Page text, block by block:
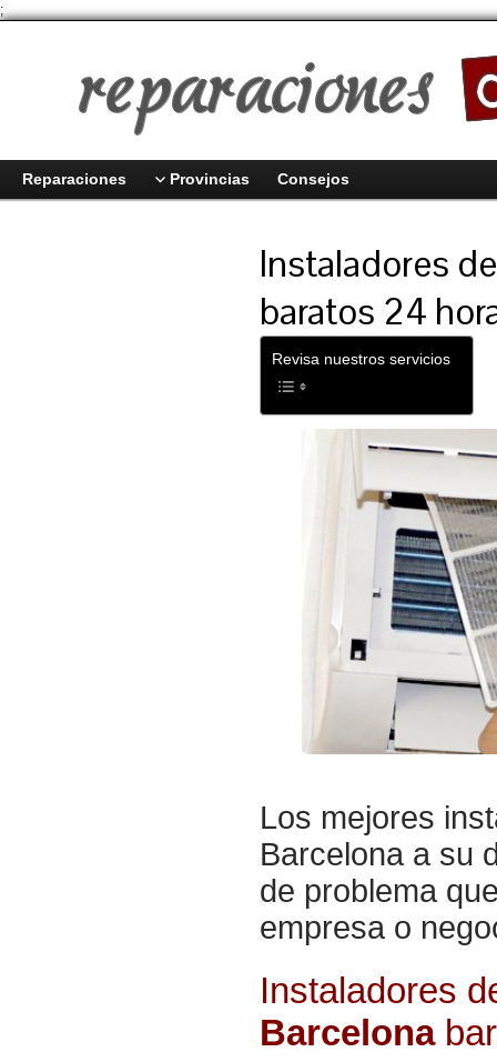
;
Reparaciones Provincias Consejos
Instaladores
baratos 24
Revisa nuestros servicios
Los mejores
Barcelona a su
de problema
empresa o
Instaladores
Barcelona